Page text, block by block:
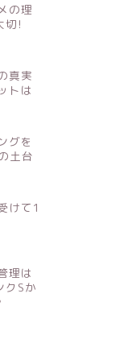
の理
切!
真実
トは
グを
土台
けて1
理は
クSか